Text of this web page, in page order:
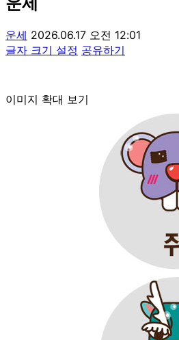
운세 2026.06.17 오전 12:01
글자 크기 설정 공유하기
이미지 확대 보기